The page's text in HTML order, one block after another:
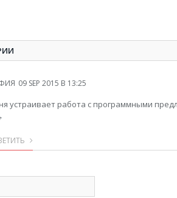
09 SEP 2015 В 13:25
устраивает работа с программными